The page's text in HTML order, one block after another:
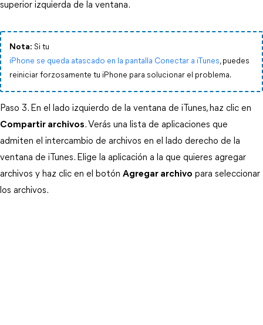
superior izquierda de la ventana.
Nota: Si tu
iPhone se queda atascado en la pantalla Conectar a iTunes, puedes
reiniciar forzosamente tu iPhone para solucionar el problema.
Paso 3. En el lado izquierdo de la ventana de iTunes, haz clic en
Compartir archivos. Verás una lista de aplicaciones que
admiten el intercambio de archivos en el lado derecho de la
ventana de iTunes. Elige la aplicación a la que quieres agregar
archivos y haz clic en el botón Agregar archivo para seleccionar
los archivos.